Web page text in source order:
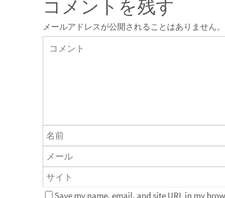
コメントを残す
メールアドレスが公開されることはありません。
Save my name, email, and site URL in my